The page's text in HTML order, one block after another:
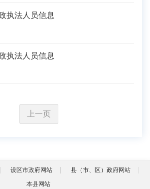
执法人员信息
执法人员信息
上一页
设区市政府网站
县（市、区）政府网站
本县网站